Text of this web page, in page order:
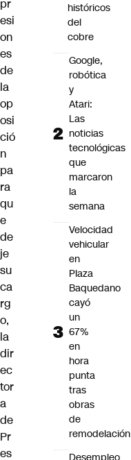
pr
esi
on
es
de
la
op
osi
ció
n
pa
ra
qu
e
de
je
su
ca
rg
o,
la
dir
ec
tor
a
de
Pr
es
históricos
del
cobre
Google,
robótica
y
Atari:
Las
noticias
tecnológicas
que
marcaron
la
semana
Velocidad
vehicular
en
Plaza
Baquedano
cayó
un
67%
en
hora
punta
tras
obras
de
remodelación
Desempleo